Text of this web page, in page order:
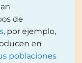
de
, por ejemplo,
en
poblaciones